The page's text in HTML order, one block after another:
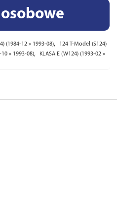
(1984-12 » 1993-08),
124 T-Model (S124)
» 1993-08),
KLASA E (W124) (1993-02 »